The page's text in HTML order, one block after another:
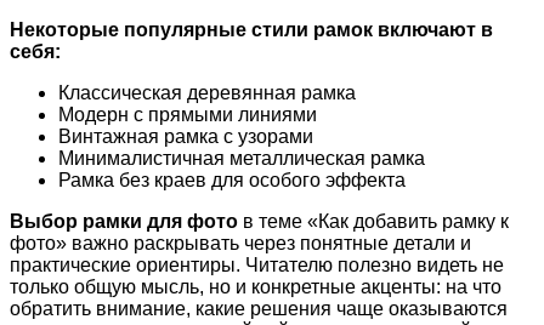
Некоторые популярные стили рамок включают в
себя:
Классическая деревянная рамка
Модерн с прямыми линиями
Винтажная рамка с узорами
Минималистичная металлическая рамка
Рамка без краев для особого эффекта
Выбор рамки для фото в теме «Как добавить рамку к
фото» важно раскрывать через понятные детали и
практические ориентиры. Читателю полезно видеть не
только общую мысль, но и конкретные акценты: на что
обратить внимание, какие решения чаще оказываются